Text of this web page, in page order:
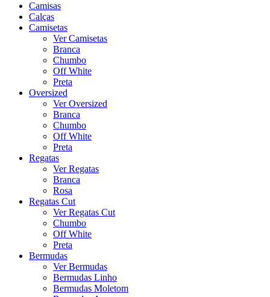
Camisas
Calças
Camisetas
Ver Camisetas
Branca
Chumbo
Off White
Preta
Oversized
Ver Oversized
Branca
Chumbo
Off White
Preta
Regatas
Ver Regatas
Branca
Rosa
Regatas Cut
Ver Regatas Cut
Chumbo
Off White
Preta
Bermudas
Ver Bermudas
Bermudas Linho
Bermudas Moletom